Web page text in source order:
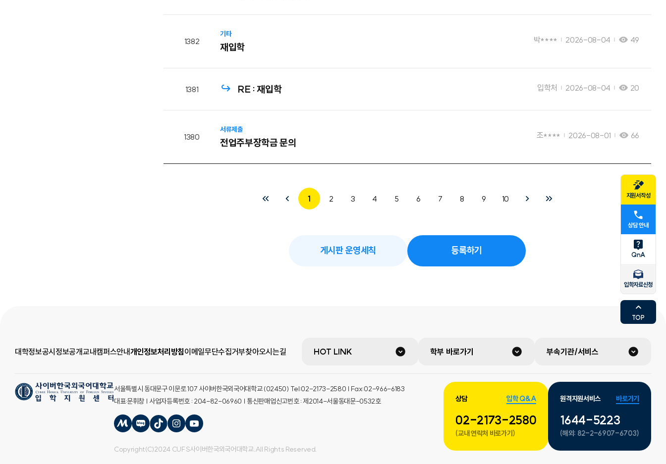
1382
기타
재입학
박**** 2026-08-04 49
1381 재입학 입학처 2026-08-04 20
1380
서류제출
전업주부장학금 문의
조**** 2026-08-01 66
1 2 3 4 5 6 7 8 9 10
게시판 운영세칙 등록하기
대학정보공시정보공개교내캠퍼스안내개인정보처리방침이메일무단수집거부찾아오시는길 HOT LINK 학부 바로가기 부속기관/서비스
서울특별시 동대문구 이문로 107 사이버한국외국어대학교 (02450) Tel:02-2173-2580 | Fax:02-966-6183
대표:문휘창 | 사업자등록번호 : 204-82-06960 | 통신판매업신고번호 : 제2014-서울동대문-0532호
Copyright(C)2024 CUFS사이버한국외국어대학교.All Rights Reserved.
상담
02-2173-2580
(교내 연락처 바로가기)
입학 Q&A 원격지원서비스
1644-5223
(해외: 82-2-6907-6703)
바로가기
지원서작성
상담 안내
QnA
입학자료신청
TOP